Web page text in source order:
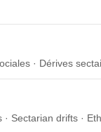
· Dérives
Sectarian drifts ·